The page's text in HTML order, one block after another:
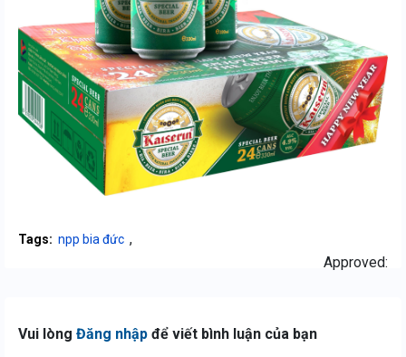
Tags: npp bia đức ,
Approved:
Vui lòng Đăng nhập để viết bình luận của bạn